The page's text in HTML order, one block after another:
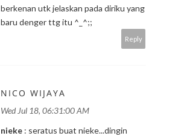
berkenan utk jelaskan pada diriku yang
baru denger ttg itu ^_^;;
Reply
NICO WIJAYA
Wed Jul 18, 06:31:00 AM
nieke : seratus buat nieke...dingin